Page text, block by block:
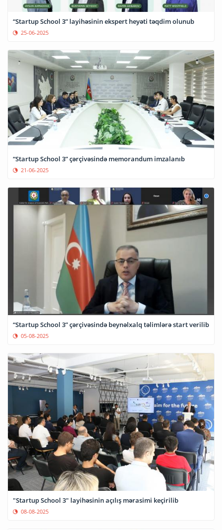
“Startup School 3” layihəsinin ekspert heyəti təqdim olunub
25-06-2025
“Startup School 3” çərçivəsində memorandum imzalanıb
21-06-2025
“Startup School 3” çərçivəsində beynəlxalq təlimlərə start verilib
05-08-2025
"Startup School 3" layihəsinin açılış mərasimi keçirilib
08-08-2025